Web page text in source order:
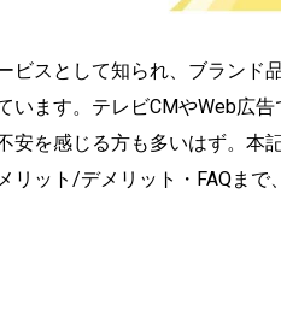
ビスとして知られ、ブランド
います。テレビCMやWeb広
安を感じる方も多いはず。本
リット/デメリット・FAQま